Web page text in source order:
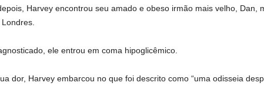
Harvey encontrou seu amado e obeso irmão mais velho, Dan,
ele entrou em coma hipoglicêmico.
dor, Harvey embarcou no que foi descrito como “uma odisseia